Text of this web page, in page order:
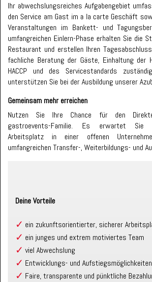
Ihr abwechslungsreiches Aufgabengebiet
den Service am Gast im a la carte Geschäft
Veranstaltungen im Bankett- und
umfangreichen Einlern-Phase erhalten Sie die
Restaurant und erstellen Ihren
fachliche Beratung der Gäste, Einhaltung der
HACCP und des Servicestandards
unterstützen Sie bei der Ausbildung unserer
Gemeinsam mehr erreichen
Nutzen Sie Ihre Chance für den
gastroevents-Familie. Es erwartet
Arbeitsplatz in einer offenen
umfangreichen Transfer-, Weiterbildungs- und
Deine Vorteile
ein zukunftsorientierter, sicherer
ein junges und extrem motiviertes Team
viel Abwechslung
Entwicklungs- und Aufstiegsmöglichkeiten
Faire, transparente und pünktliche